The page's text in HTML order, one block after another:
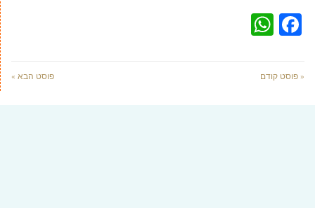
Facebook
« פוסט קודם פוסט הבא »